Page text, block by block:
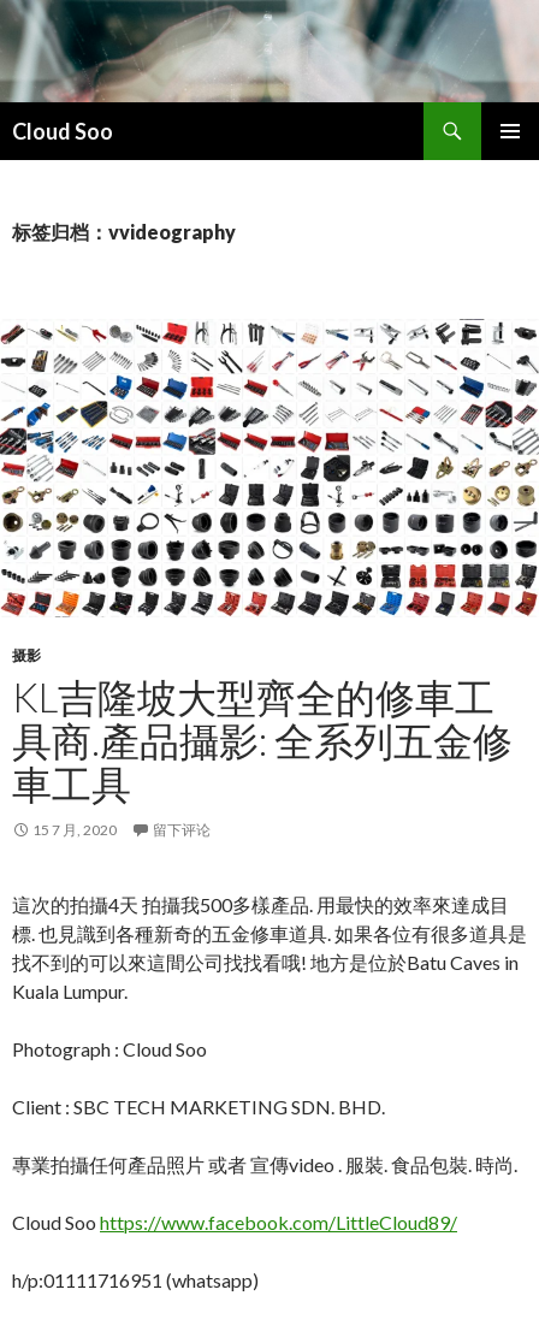
Cloud Soo
索
文
标签归档：vvideography
摄影
KL吉隆坡大型齊全的修車工
具商.產品攝影: 全系列五金修
車工具
15 7 月, 2020 留下评论
這次的拍攝4天 拍攝我500多樣產品. 用最快的效率來達成目
標. 也見識到各種新奇的五金修車道具. 如果各位有很多道具是
找不到的可以來這間公司找找看哦! 地方是位於Batu Caves in
Kuala Lumpur.
Photograph : Cloud Soo
Client : SBC TECH MARKETING SDN. BHD.
專業拍攝任何產品照片 或者 宣傳video . 服裝. 食品包裝. 時尚.
Cloud Soo https://www.facebook.com/LittleCloud89/
h/p:01111716951 (whatsapp)